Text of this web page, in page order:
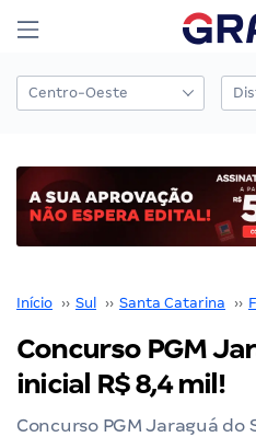
Início ›› Sul ›› Santa Catarina ››
Concurso PGM
inicial R$ 8,4 mil!
Concurso PGM Jaraguá do